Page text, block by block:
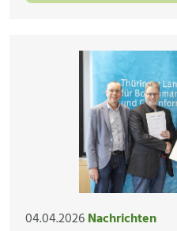
04.04.2026Nachrichten